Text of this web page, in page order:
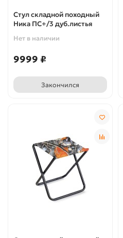
Стул складной походный
Ника ПС+/3 дуб.листья
Нет в наличии
9999 ₽
Закончился